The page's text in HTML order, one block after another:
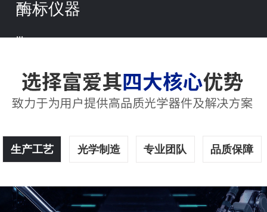
酶标仪器
...
生产工艺 光学制造 专业团队 品质保障